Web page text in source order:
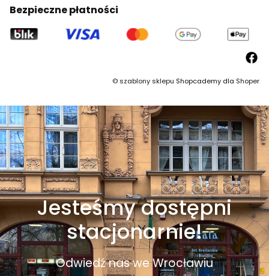
Bezpieczne płatności
©szablony sklepu Shopcademy dla Shoper
Jesteśmy dostępni
stacjonarnie!
Odwiedź nas we Wrocławiu